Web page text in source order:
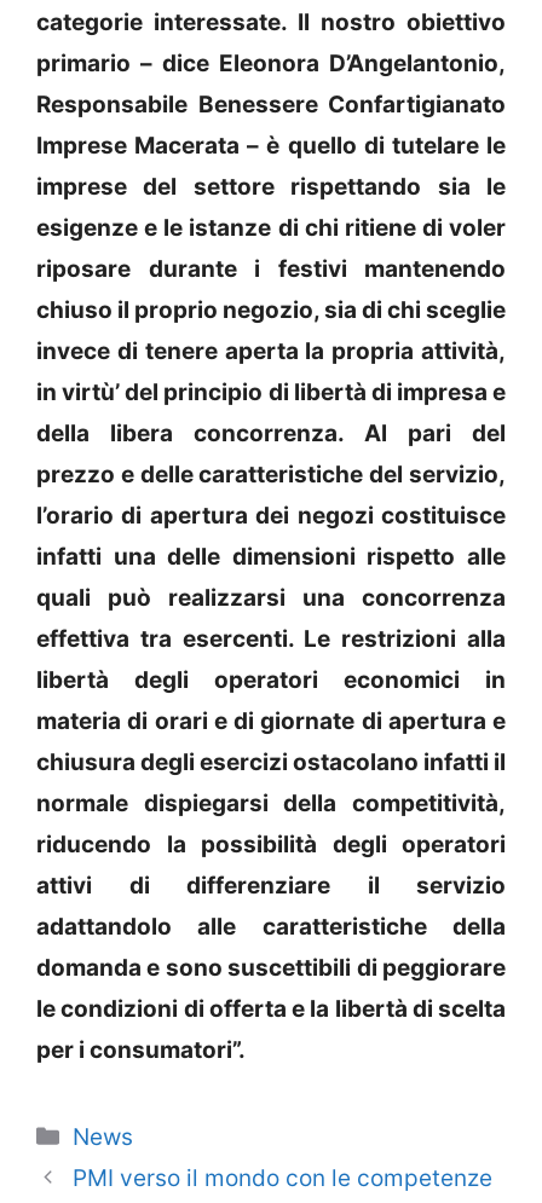
categorie interessate. Il nostro obiettivo
primario – dice Eleonora D’Angelantonio,
Responsabile Benessere Confartigianato
Imprese Macerata – è quello di tutelare le
imprese del settore rispettando sia le
esigenze e le istanze di chi ritiene di voler
riposare durante i festivi mantenendo
chiuso il proprio negozio, sia di chi sceglie
invece di tenere aperta la propria attività,
in virtù’ del principio di libertà di impresa e
della libera concorrenza. Al pari del
prezzo e delle caratteristiche del servizio,
l’orario di apertura dei negozi costituisce
infatti una delle dimensioni rispetto alle
quali può realizzarsi una concorrenza
effettiva tra esercenti. Le restrizioni alla
libertà degli operatori economici in
materia di orari e di giornate di apertura e
chiusura degli esercizi ostacolano infatti il
normale dispiegarsi della competitività,
riducendo la possibilità degli operatori
attivi di differenziare il servizio
adattandolo alle caratteristiche della
domanda e sono suscettibili di peggiorare
le condizioni di offerta e la libertà di scelta
per i consumatori”.
Categorie
News
PMI verso il mondo con le competenze